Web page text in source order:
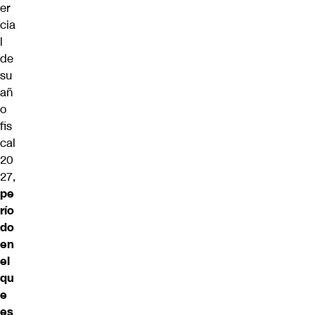
er
cia
l
de
su
añ
o
fis
cal
20
27,
pe
río
do
en
el
qu
e
es